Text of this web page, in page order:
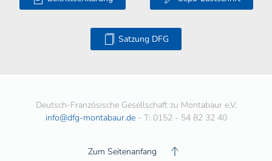
Satzung DFG
Deutsch-Französische Gesellschaft zu Montabaur e.V.
info@dfg-montabaur.de- T: 0152 - 54 82 32 40
Zum Seitenanfang